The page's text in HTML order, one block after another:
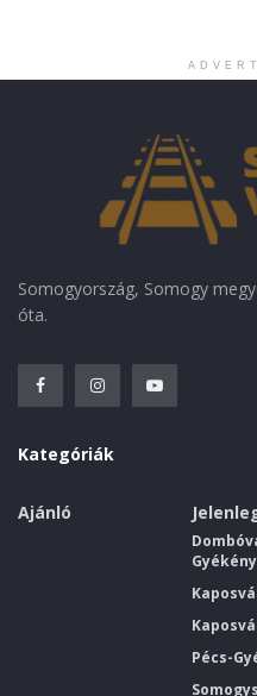
Somogyország, Somogy
óta.
Kategóriák
Ajánló
Pécs-